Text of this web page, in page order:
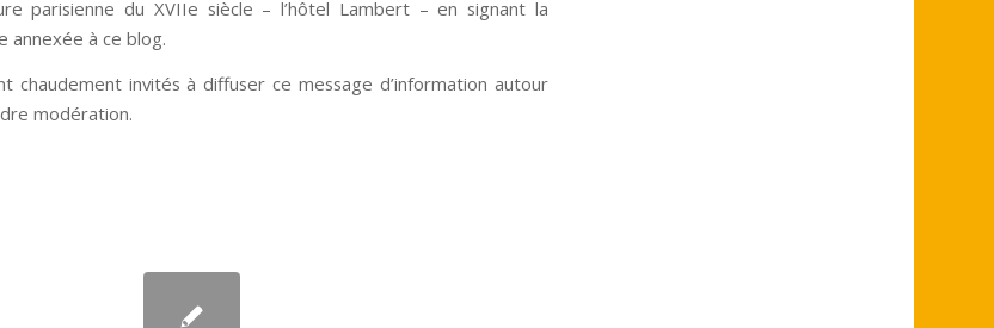
parisienne du XVIIe siècle – l’hôtel Lambert – en signant la
annexée à ce blog.
chaudement invités à diffuser ce message d’information autour
modération.